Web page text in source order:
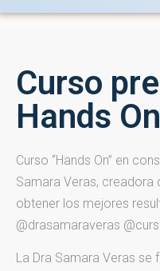
Curso
Hands On
Curso “Hands On” en
Samara Veras, creadora
obtener los mejores
@drasamaraveras
La Dra Samara Veras